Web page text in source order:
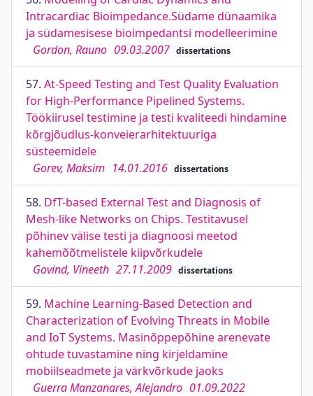
Intracardiac Bioimpedance.Südame dünaamika
ja südamesisese bioimpedantsi modelleerimine
Gordon, Rauno 09.03.2007 dissertations
57. At-Speed Testing and Test Quality Evaluation
for High-Performance Pipelined Systems.
Töökiirusel testimine ja testi kvaliteedi hindamine
kõrgjõudlus-konveierarhitektuuriga
süsteemidele
Gorev, Maksim 14.01.2016 dissertations
58. DfT-based External Test and Diagnosis of
Mesh-like Networks on Chips. Testitavusel
põhinev välise testi ja diagnoosi meetod
kahemõõtmelistele kiipvõrkudele
Govind, Vineeth 27.11.2009 dissertations
59. Machine Learning-Based Detection and
Characterization of Evolving Threats in Mobile
and IoT Systems. Masinõppepõhine arenevate
ohtude tuvastamine ning kirjeldamine
mobiilseadmete ja värkvõrkude jaoks
Guerra Manzanares, Alejandro 01.09.2022